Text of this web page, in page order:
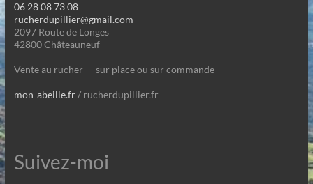
06 28 08 73 08
rucherdupillier@gmail.com
2097 Route de Longes
42800 Châteauneuf
Vente au rucher — sur place ou sur commande
mon-abeille.fr/ rucherdupillier.fr
Suivez-moi